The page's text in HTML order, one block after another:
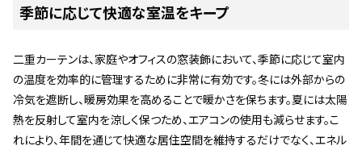
季節に応じて快適な室温をキープ
二重カーテンは、家庭やオフィスの窓装飾において、季節に応じて室内
の温度を効率的に管理するために非常に有効です。冬には外部からの
冷気を遮断し、暖房効果を高めることで暖かさを保ちます。夏には太陽
熱を反射して室内を涼しく保つため、エアコンの使用も減らせます。こ
れにより、年間を通じて快適な居住空間を維持するだけでなく、エネル